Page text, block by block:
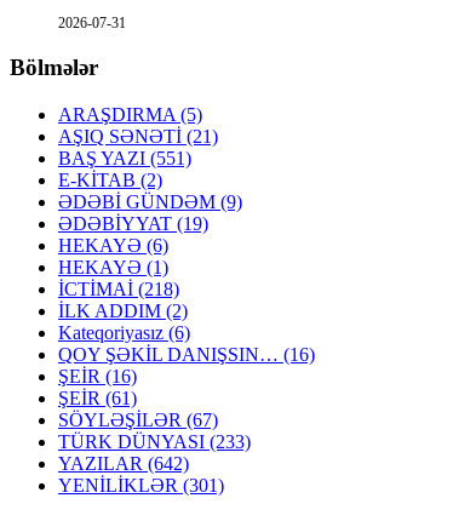
2026-07-31
Bölmələr
ARAŞDIRMA (5)
AŞIQ SƏNƏTİ (21)
BAŞ YAZI (551)
E-KİTAB (2)
ƏDƏBİ GÜNDƏM (9)
ƏDƏBİYYAT (19)
HEKAYƏ (6)
HEKAYƏ (1)
İCTİMAİ (218)
İLK ADDIM (2)
Kateqoriyasız (6)
QOY ŞƏKİL DANIŞSIN… (16)
ŞEİR (16)
ŞEİR (61)
SÖYLƏŞİLƏR (67)
TÜRK DÜNYASI (233)
YAZILAR (642)
YENİLİKLƏR (301)